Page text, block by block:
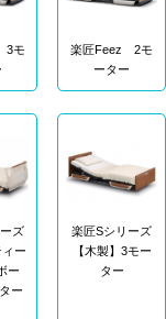
3モ
楽匠Feez 2モ
ーター
ズ
ィー
ー
ー
楽匠Sシリーズ
【木製】3モー
ター